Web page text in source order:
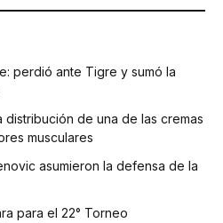
perdió ante Tigre y sumó la
distribución de una de las cremas
musculares
asumieron la defensa de la
para el 22° Torneo